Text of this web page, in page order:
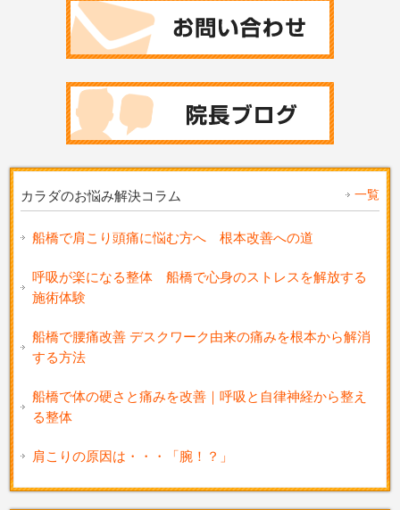
カラダのお悩み解決コラム 一覧
船橋で肩こり頭痛に悩む方へ 根本改善への道
呼吸が楽になる整体 船橋で心身のストレスを解放する
施術体験
船橋で腰痛改善 デスクワーク由来の痛みを根本から解消
する方法
船橋で体の硬さと痛みを改善｜呼吸と自律神経から整え
る整体
肩こりの原因は・・・「腕！？」